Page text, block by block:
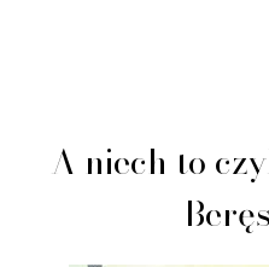
A niech to
LEARN